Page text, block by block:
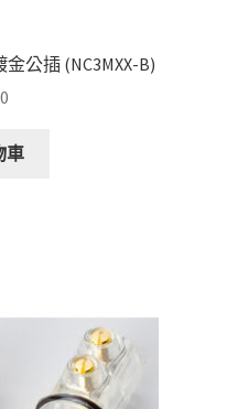
公插 (NC3MXX-B)
車